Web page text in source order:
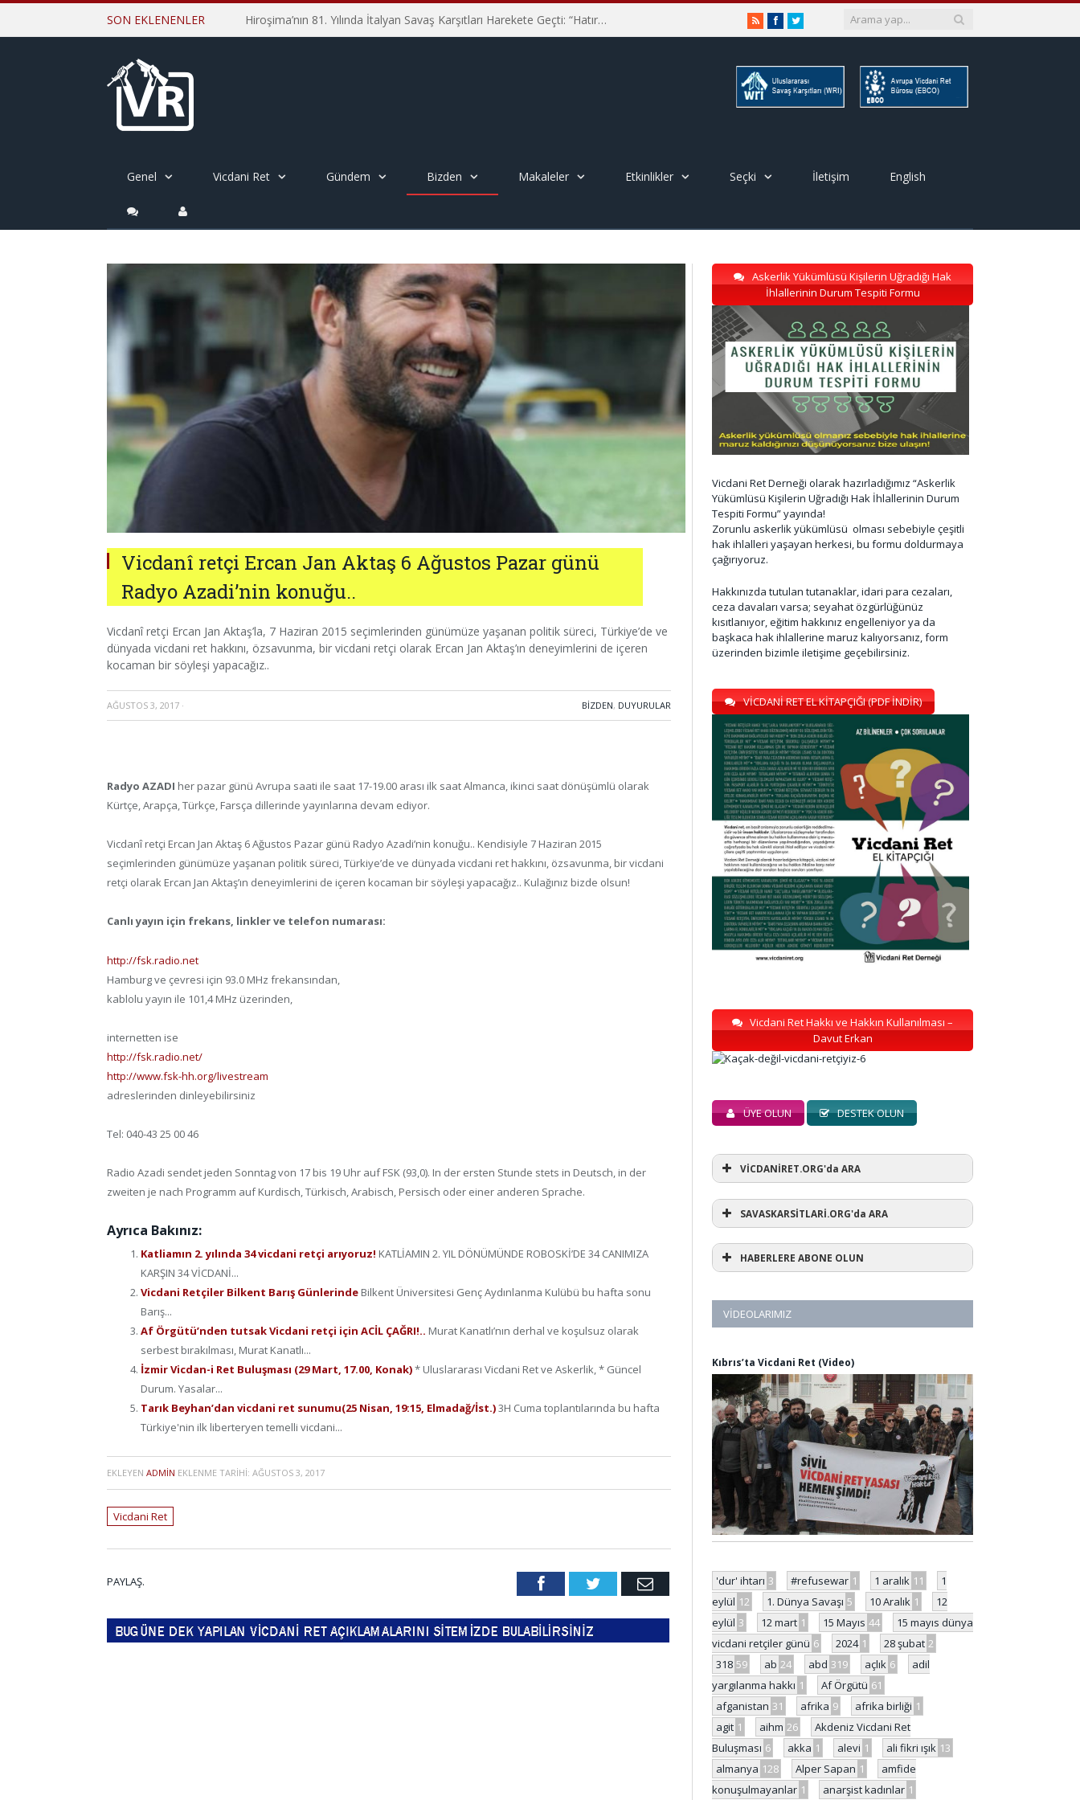
SON EKLENENLER Hiroşima’nın 81. Yılında İtalyan Savaş Karşıtları Harekete Geçti: “Hatırlamak yeterli değil” RSSFacebookTwitter
Genel Vicdani Ret Gündem Bizden Makaleler Etkinlikler Seçki İletişim English
Vicdanî retçi Ercan Jan Aktaş 6 Ağustos Pazar günü
Radyo Azadi’nin konuğu..
Vicdanî retçi Ercan Jan Aktaş’la, 7 Haziran 2015 seçimlerinden günümüze yaşanan politik süreci, Türkiye’de ve
dünyada vicdani ret hakkını, özsavunma, bir vicdani retçi olarak Ercan Jan Aktaş’ın deneyimlerini de içeren
kocaman bir söyleşi yapacağız..
AĞUSTOS 3, 2017 · BIZDEN, DUYURULAR
Radyo AZADI her pazar günü Avrupa saati ile saat 17-19.00 arası ilk saat Almanca, ikinci saat dönüşümlü olarak
Kürtçe, Arapça, Türkçe, Farsça dillerinde yayınlarına devam ediyor.
Vicdanî retçi Ercan Jan Aktaş 6 Ağustos Pazar günü Radyo Azadi’nin konuğu.. Kendisiyle 7 Haziran 2015
seçimlerinden günümüze yaşanan politik süreci, Türkiye’de ve dünyada vicdani ret hakkını, özsavunma, bir vicdani
retçi olarak Ercan Jan Aktaş’ın deneyimlerini de içeren kocaman bir söyleşi yapacağız.. Kulağınız bizde olsun!
Canlı yayın için frekans, linkler ve telefon numarası:
http://fsk.radio.net
Hamburg ve çevresi için 93.0 MHz frekansından,
kablolu yayın ile 101,4 MHz üzerinden,
internetten ise
http://fsk.radio.net/
http://www.fsk-hh.org/livestream
adreslerinden dinleyebilirsiniz
Tel: 040-43 25 00 46
Radio Azadi sendet jeden Sonntag von 17 bis 19 Uhr auf FSK (93,0). In der ersten Stunde stets in Deutsch, in der
zweiten je nach Programm auf Kurdisch, Türkisch, Arabisch, Persisch oder einer anderen Sprache.
Ayrıca Bakınız:
Katliamın 2. yılında 34 vicdani retçi arıyoruz! KATLİAMIN 2. YIL DÖNÜMÜNDE ROBOSKİ’DE 34 CANIMIZA
KARŞIN 34 VİCDANİ...
Vicdani Retçiler Bilkent Barış Günlerinde Bilkent Üniversitesi Genç Aydınlanma Kulübü bu hafta sonu
Barış...
Af Örgütü’nden tutsak Vicdani retçi için ACİL ÇAĞRI!.. Murat Kanatlı’nın derhal ve koşulsuz olarak
serbest bırakılması, Murat Kanatlı...
İzmir Vicdan-i Ret Buluşması (29 Mart, 17.00, Konak)* Uluslararası Vicdani Ret ve Askerlik, * Güncel
Durum. Yasalar...
Tarık Beyhan’dan vicdani ret sunumu(25 Nisan, 19:15, Elmadağ/İst.)3H Cuma toplantılarında bu hafta
Türkiye'nin ilk liberteryen temelli vicdani...
EKLEYEN ADMIN EKLENME TARIHI: AĞUSTOS 3, 2017
Vicdani Ret
PAYLAŞ. FacebookTwitter Email
Askerlik Yükümlüsü Kişilerin Uğradığı Hak
İhlallerinin Durum Tespiti Formu
Vicdani Ret Derneği olarak hazırladığımız “Askerlik
Yükümlüsü Kişilerin Uğradığı Hak İhlallerinin Durum
Tespiti Formu” yayında!
Zorunlu askerlik yükümlüsü olması sebebiyle çeşitli
hak ihlalleri yaşayan herkesi, bu formu doldurmaya
çağırıyoruz.
Hakkınızda tutulan tutanaklar, idari para cezaları,
ceza davaları varsa; seyahat özgürlüğünüz
kısıtlanıyor, eğitim hakkınız engelleniyor ya da
başkaca hak ihlallerine maruz kalıyorsanız, form
üzerinden bizimle iletişime geçebilirsiniz.
VİCDANİ RET EL KİTAPÇIĞI (PDF İNDİR)
Vicdani Ret Hakkı ve Hakkın Kullanılması –
Davut Erkan
ÜYE OLUN DESTEK OLUN
VİCDANİRET.ORG'da ARA
SAVASKARSİTLARİ.ORG'da ARA
HABERLERE ABONE OLUN
VIDEOLARIMIZ
Kıbrıs’ta Vicdani Ret (Video)
'dur' ihtarı 3 #refusewar 1 1 aralık 11
1
eylül 12 1. Dünya Savaşı 5 10 Aralık 1
12
eylül 3 12 mart 1 15 Mayıs 44
15 mayıs dünya
vicdani retçiler günü 6 2024 1 28 şubat 2
318 59 ab 24 abd 319 açlık 6
adil
yargılanma hakkı 1 Af Örgütü 61
afganistan 31 afrika 9 afrika birliği 1
agit 1 aihm 26
Akdeniz Vicdani Ret
Buluşması 6 akka 1 alevi 1 ali fikri ışık 13
almanya 128 Alper Sapan 1
amfide
konuşulmayanlar 1 anarşist kadınlar 1